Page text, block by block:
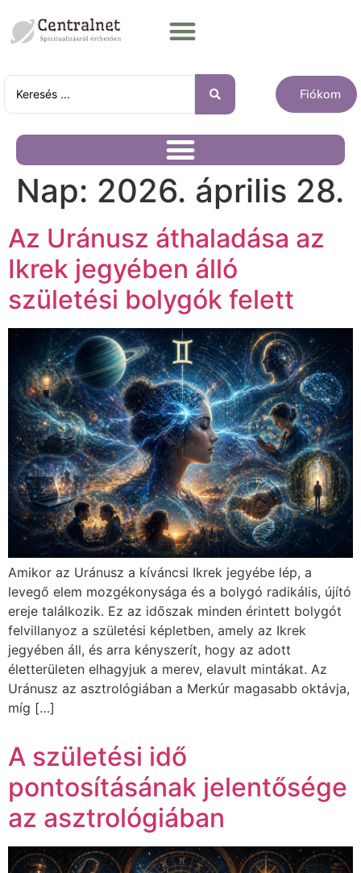
Fiókom
Nap: 2026. április 28.
Az Uránusz áthaladása az
Ikrek jegyében álló
születési bolygók felett
Amikor az Uránusz a kíváncsi Ikrek jegyébe lép, a
levegő elem mozgékonysága és a bolygó radikális, újító
ereje találkozik. Ez az időszak minden érintett bolygót
felvillanyoz a születési képletben, amely az Ikrek
jegyében áll, és arra kényszerít, hogy az adott
életterületen elhagyjuk a merev, elavult mintákat. Az
Uránusz az asztrológiában a Merkúr magasabb oktávja,
míg […]
A születési idő
pontosításának jelentősége
az asztrológiában